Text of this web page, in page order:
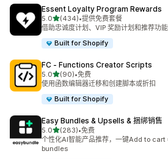
Essent Loyalty Program Rewards
5.0星（满分 5 星）
(434)
总共 434 条评论
•提供免费套餐
借助忠诚度计划、VIP 奖励计划和推荐功
Built for Shopify
FC ‑ Functions Creator Scripts
5.0星（满分 5 星）
(90)
总共 90 条评论
•免费
使用函数编辑器迁移和创建脚本或折扣
Built for Shopify
Easy Bundles & Upsells & 捆绑销售
5.0星（满分 5 星）
(283)
总共 283 条评论
•免费
个性化AI智能产品推荐，一键Add to
bundles